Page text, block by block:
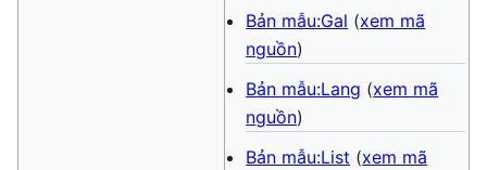
Bản mẫu:Gal (xem mã
nguồn)
Bản mẫu:Lang (xem mã
nguồn)
Bản mẫu:List (xem mã